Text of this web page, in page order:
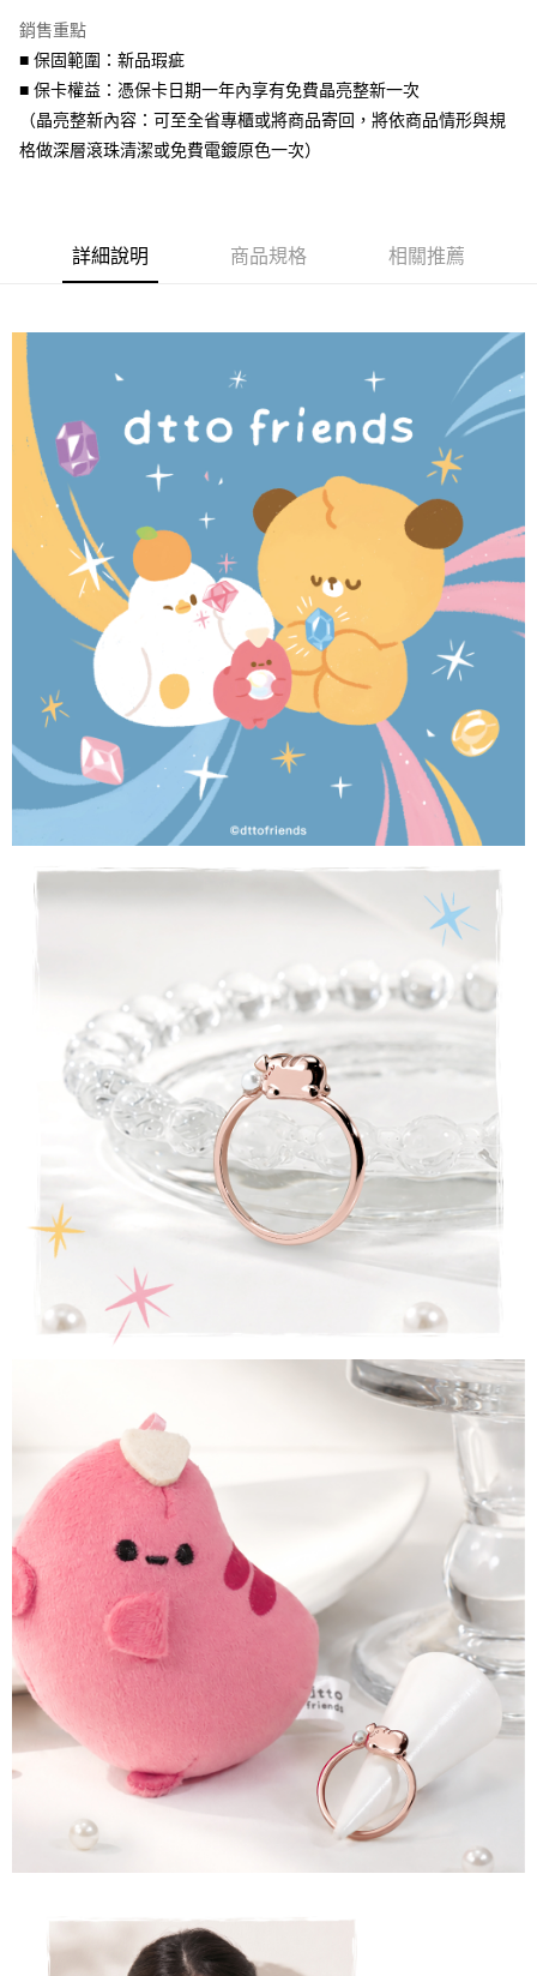
匯豐（台灣）商業銀行
聯邦商業銀行
元大商業銀行
永豐商業銀行
台新國際商業銀行
中國信託商業銀行
台灣樂天信用卡公司
臺灣中小企業銀行
匯豐（台灣）商業銀行
聯邦商業銀行
遠東國際商業銀行
元大商業銀行
永豐商業銀行
玉山商業銀行
星展（台灣）商業銀行
Apple Pay
街口支付
悠遊付
【關於「AFTEE先享後付」】
１．簡單：不需註冊會員、不需綁卡、不需儲值。
３．安心：先確認商品／服務後，再付款。
【「AFTEE先享後付」結帳流程】
１．於結帳方式選擇「AFTEE先享後付」後，將跳轉至「AFTEE先享後付」
結帳頁面，進行簡訊認證並確認金額後，即可完成結帳。
２．訂單成立數日內，您將收到繳費通知簡訊。
３．收到繳費通知簡訊後14天內，點擊此簡訊中的連結，可透過四大超商／
ATM／網路銀行／等多元方式進行付款，方視為交易完成。
※ 請注意：結帳手續完成當下不需立刻繳費，但若您需要取消訂單，請聯絡
購買商品的店家。未經商家同意取消之訂單仍視為有效，需透過AFTEE先享
後付繳納相關費用。
※ 交易是否成功請以「AFTEE先享後付 」之結帳頁面顯示為準，若有關於
是否繳費成功／繳費後需取消欲退款等相關疑問，請聯繫「AFTEE先享後付
客戶支援中心」
https://netprotections.freshdesk.com/support/home
【注意事項】
１．透過由恩沛科技股份有限公司提供之「AFTEE先享後付」服務完成之交
易，需依本服務之必要範圍內提供個人資料，並將交易相關給付款項請求債
權轉讓予恩沛科技股份有限公司。
２．關於個人資料處理事宜，請瀏覽以下網址：
https://aftee.tw/terms/#terms3
３．未成年的使用者請事先徵得法定代理人或監護人之同意方可使用
「AFTEE先享後付」，若未經同意申辦者引起之損失，本公司不負相關責
任。
４．使用「AFTEE先享後付」時，將依據個別帳號之用戶狀況，依本公司即
時審查核予不同之上限額度；若仍有額度不足之情形，本公司將視審查結果
恩沛科技股份有限公司將有權停止該用戶之使用額度並採取法律行動。
ATM付款
貨到付款
全家取貨付款
每筆NT$60，滿NT$1,500(含以上)免運費
付款後全家取貨
每筆NT$60，滿NT$1,500(含以上)免運費
7-11取貨付款
每筆NT$60，滿NT$1,500(含以上)免運費
付款後7-11取貨
每筆NT$60，滿NT$1,500(含以上)免運費
每筆NT$60，滿NT$1,500(含以上)免運費
付款後門市自取
免運費
貨到付款
銷售重點
■ 保固範圍：新品瑕疵
■ 保卡權益：憑保卡日期一年內享有免費晶亮整新一次
（晶亮整新內容：可至全省專櫃或將商品寄回，將依商品情形與規
格做深層滾珠清潔或免費電鍍原色一次）
詳細說明 商品規格 相關推薦